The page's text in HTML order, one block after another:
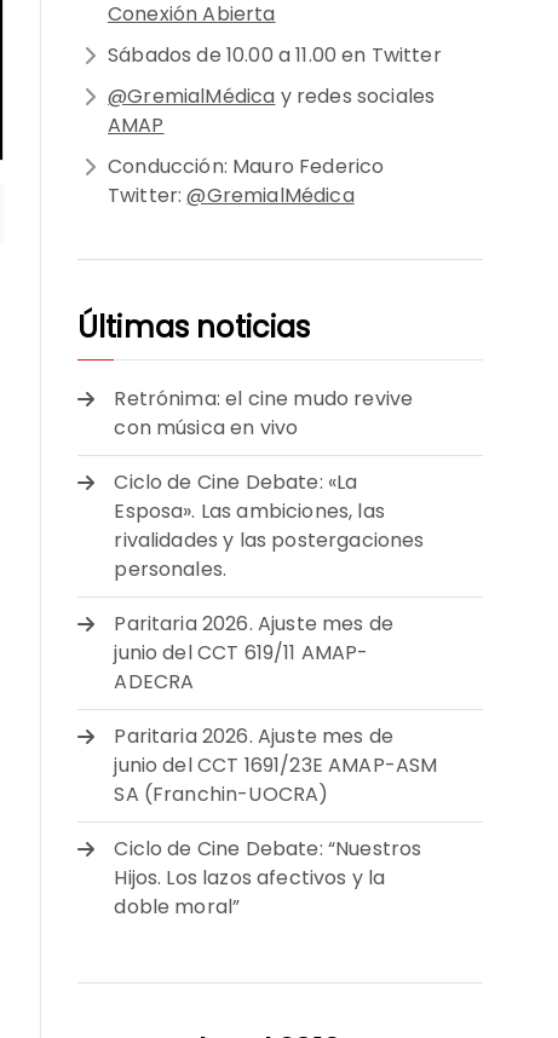
Conexión Abierta
Sábados de 10.00 a 11.00 en Twitter
@GremialMédica y redes sociales
AMAP
Conducción: Mauro Federico
Twitter:@GremialMédica
Últimas noticias
Retrónima: el cine mudo revive
con música en vivo
Ciclo de Cine Debate: «La
Esposa». Las ambiciones, las
rivalidades y las postergaciones
personales.
Paritaria 2026. Ajuste mes de
junio del CCT 619/11 AMAP-
ADECRA
Paritaria 2026. Ajuste mes de
junio del CCT 1691/23E AMAP-ASM
SA (Franchin-UOCRA)
Ciclo de Cine Debate: “Nuestros
Hijos. Los lazos afectivos y la
doble moral”